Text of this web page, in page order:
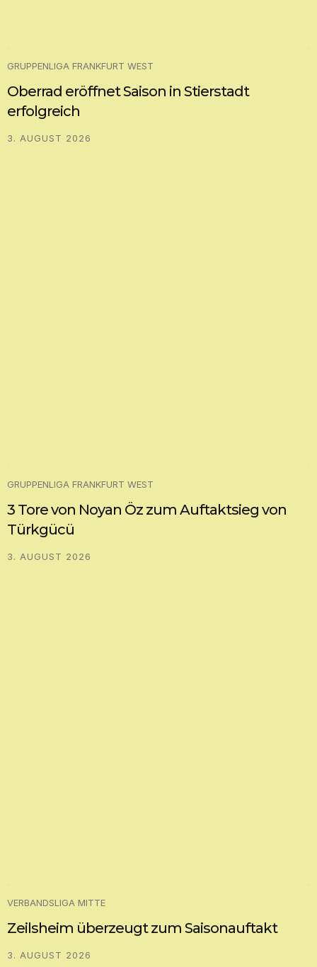
GRUPPENLIGA FRANKFURT WEST
Oberrad eröffnet Saison in Stierstadt
erfolgreich
3. AUGUST 2026
GRUPPENLIGA FRANKFURT WEST
3 Tore von Noyan Öz zum Auftaktsieg von
Türkgücü
3. AUGUST 2026
VERBANDSLIGA MITTE
Zeilsheim überzeugt zum Saisonauftakt
3. AUGUST 2026